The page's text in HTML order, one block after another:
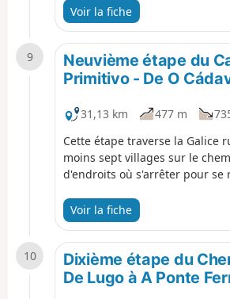
autres et beaucoup plus facile
la précédente. C'est l'arrière-
authentique, où tu seras
accueilli par les habitants tout
parcours.
Voir la fiche
9
Neuvième étape du
Primitivo - De O
31,13 km 477 m
Cette étape traverse la Galice
moins sept villages sur le
d'endroits où s'arrêter pour se
deux ou trois mini-étapes). Tu
plein de chapelles, d'églises et
visiter. Notre itinéraire suit le
vers Vilabade, qui comprend
Santa María, connue sous le
de Castroverde ».
Voir la fiche
10
Dixième étape du
De Lugo à A Ponte